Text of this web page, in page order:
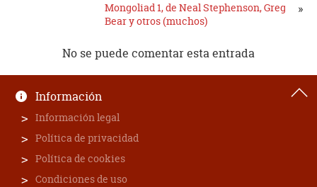
Mongoliad 1, de Neal Stephenson, Greg
Bear y otros (muchos)
»
No se puede comentar esta entrada
Información
Información legal
Política de privacidad
Política de cookies
Condiciones de uso